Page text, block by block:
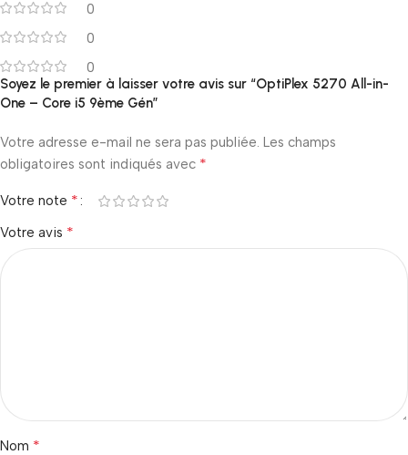
0
0
0
Soyez le premier à laisser votre avis sur “OptiPlex 5270 All-in-
One – Core i5 9ème Gén”
Votre adresse e-mail ne sera pas publiée. Les champs
obligatoires sont indiqués avec *
Votre note *
Votre avis *
Nom *